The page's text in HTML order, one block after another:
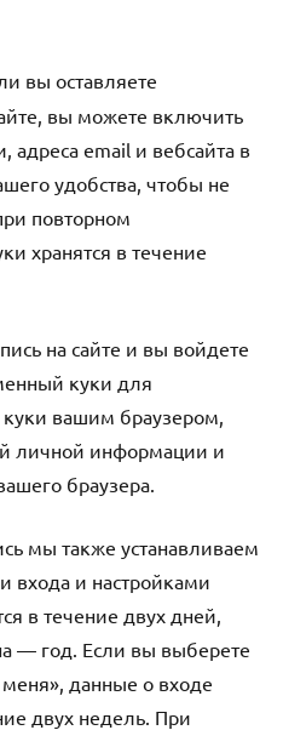
вы оставляете
вы можете включить
адреса email и вебсайта в
удобства, чтобы не
повторном
хранятся в течение
на сайте и вы войдете
куки для
вашим браузером,
личной информации и
браузера.
мы также устанавливаем
входа и настройками
в течение двух дней,
— год. Если вы выберете
данные о входе
двух недель. При